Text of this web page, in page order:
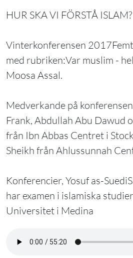
HUR SKA VI FÖRSTÅ ISLAM?
Vinterkonferensen
med rubriken:Var muslim -
Moosa Assal.
Medverkande på
Frank, Abdullah Abu Dawud
från Ibn Abbas Centret i
Sheikh från Ahlussunnah
Konferencier, Yosuf as-
har examen i islamiska
Universitet i Medina